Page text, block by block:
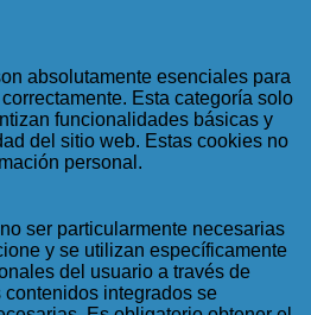
absolutamente esenciales para
Esta categoría solo
funcionalidades básicas y
del sitio web. Estas cookies no
personal.
ser particularmente necesarias
y se utilizan específicamente
del usuario a través de
integrados se